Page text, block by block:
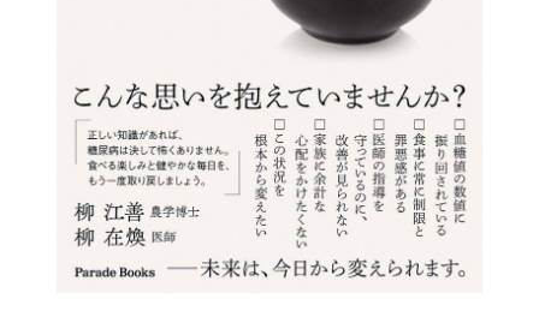
エッセイ・詩・ノンフィクション
趣味・カルチャー
生活・健康
論文・学術書・参考書
絵本・児童書